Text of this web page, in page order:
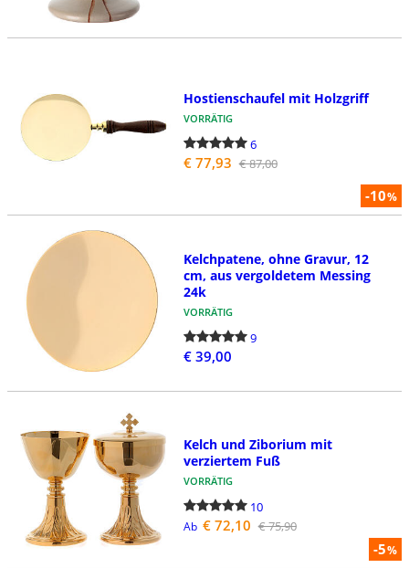
-10%
Hostienschaufel mit Holzgriff
VORRÄTIG
6
€ 77,93 € 87,00
Kelchpatene, ohne Gravur, 12
cm, aus vergoldetem Messing
24k
VORRÄTIG
9
€ 39,00
-5%
Kelch und Ziborium mit
verziertem Fuß
VORRÄTIG
10
Ab € 72,10 € 75,90